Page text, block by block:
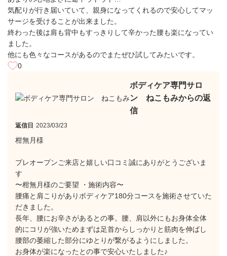
気配りが行き届いていて、親身になってくれるので安心してマッ
サージを受けることが出来ました。
終わった後は肩も背中もすっきりして辛かった腰も楽になってい
ました。
他にも色々なコースがあるのでまたぜひ試してみたいです。
0
ボディケア専門サロ
ン ねこもみからの返
信
返信日 2023/03/23
柑無月様
プレオープンご来店と嬉しい口コミ誠にありがとうございま
す
〜柑無月様のご要望 ・施術内容〜
腰痛と肩こりがありボディケア180分コースを施術させていた
だきました。
長年、腰にお辛さがあるとの事。腰、肩以外にもお身体全体
的にコリが強いためまずは足首からしっかりと筋肉を伸ばし
腰部の萎縮した部分にゆとりが繋がるようにしました。
お身体が楽になったとの事で安心いたしました♪